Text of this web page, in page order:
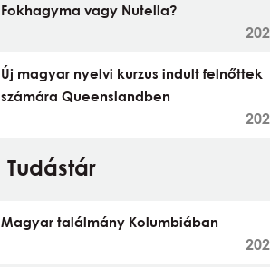
Fokhagyma vagy Nutella?
Új magyar nyelvi kurzus indult felnőttek
számára Queenslandben
Tudástár
Magyar találmány Kolumbiában